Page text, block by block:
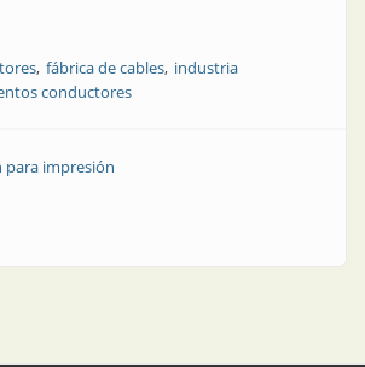
fábrica de cables industria
conductores
para impresión